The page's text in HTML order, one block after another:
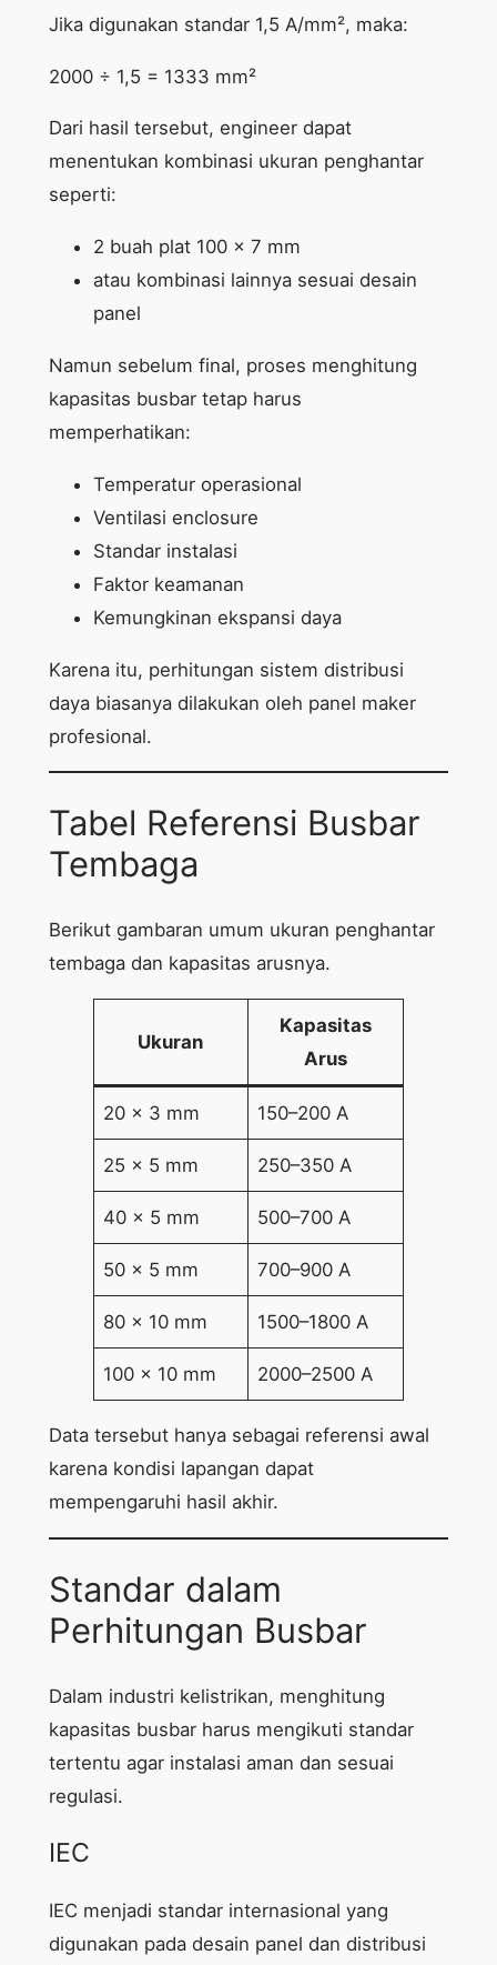
Jika digunakan standar 1,5 A/mm², maka:
2000 ÷ 1,5 = 1333 mm²
Dari hasil tersebut, engineer dapat
menentukan kombinasi ukuran penghantar
seperti:
2 buah plat 100 x 7 mm
atau kombinasi lainnya sesuai desain
panel
Namun sebelum final, proses menghitung
kapasitas busbar tetap harus
memperhatikan:
Temperatur operasional
Ventilasi enclosure
Standar instalasi
Faktor keamanan
Kemungkinan ekspansi daya
Karena itu, perhitungan sistem distribusi
daya biasanya dilakukan oleh panel maker
profesional.
Tabel Referensi Busbar
Tembaga
Berikut gambaran umum ukuran penghantar
tembaga dan kapasitas arusnya.
Ukuran
Kapasitas
Arus
20 x 3 mm 150–200 A
25 x 5 mm 250–350 A
40 x 5 mm 500–700 A
50 x 5 mm 700–900 A
80 x 10 mm 1500–1800 A
100 x 10 mm 2000–2500 A
Data tersebut hanya sebagai referensi awal
karena kondisi lapangan dapat
mempengaruhi hasil akhir.
Standar dalam
Perhitungan Busbar
Dalam industri kelistrikan, menghitung
kapasitas busbar harus mengikuti standar
tertentu agar instalasi aman dan sesuai
regulasi.
IEC
IEC menjadi standar internasional yang
digunakan pada desain panel dan distribusi